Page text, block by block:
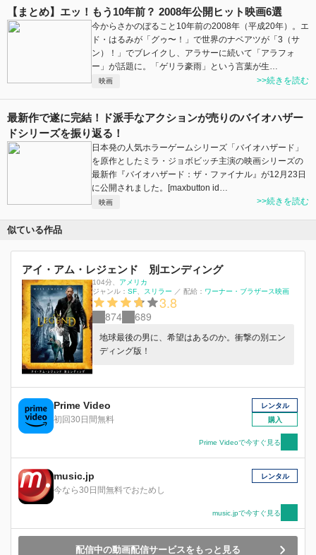
【まとめ】エッ！もう10年前？ 2008年公開ヒット映画6選
今からさかのぼること10年前の2008年（平成20年）。エ
ド・はるみが「グゥ〜！」で世界のナベアツが「3（サ
ン）！」でブレイクし、アラサーに続いて「アラフォ
ー」が話題に。「ゲリラ豪雨」という言葉が生…
映画 >>続きを読む
最新作で遂に完結！ド派手なアクションが売りのバイオハザー
ドシリーズを振り返る！
日本発の人気ホラーゲームシリーズ「バイオハザード」
を原作としたミラ・ジョボビッチ主演の映画シリーズの
最新作『バイオハザード：ザ・ファイナル』が12月23日
に公開されました。[maxbutton id…
映画 >>続きを読む
似ている作品
アイ・アム・レジェンド 別エンディング
104分、 アメリカ
ジャンル： SF スリラー ／ 配給： ワーナー・ブラザース映画
3.8
874 689
地球最後の男に、希望はあるのか。衝撃の別エン
ディング版！
Prime Video
初回30日間無料
レンタル
購入
Prime Videoで今すぐ見る
music.jp
今なら30日間無料でおためし
レンタル
music.jpで今すぐ見る
配信中の動画配信サービスをもっと見る